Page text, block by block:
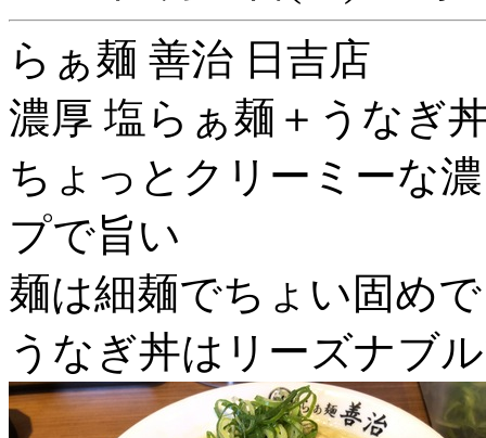
らぁ麺 善治 日吉店
濃厚 塩らぁ麺＋うなぎ
ちょっとクリーミーな
プで旨い
麺は細麺でちょい固め
うなぎ丼はリーズナブ